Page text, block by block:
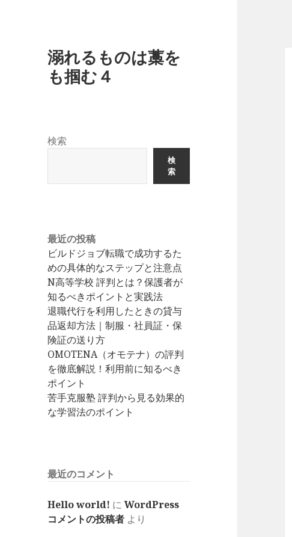
溺れるものは藁を
も掴む４
検索
検
索
最近の投稿
ビルドジョブ転職で成功するた
めの具体的なステップと注意点
N高等学校 評判とは？保護者が
知るべきポイントと実践法
退職代行を利用したときの貸与
品返却方法｜制服・社員証・保
険証の送り方
OMOTENA（オモテナ）の評判
を徹底解説！利用前に知るべき
ポイント
苦手克服塾 評判から見る効果的
な学習法のポイント
最近のコメント
Hello world! にWordPress
コメントの投稿者 より